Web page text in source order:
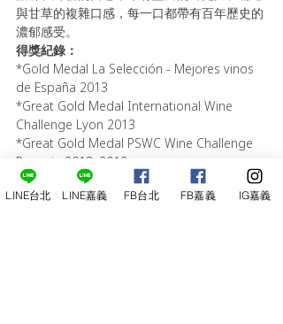
與甘草的複雜口感，每一口都帶有百年歷史的
濃郁感受。
得獎紀錄 ：
*Gold Medal La Selección - Mejores vinos
de España 2013
*Great Gold Medal International Wine
Challenge Lyon 2013
*Great Gold Medal PSWC Wine Challenge
Prowein 2013, 2012
*Great Gold Medal Concours Mondial de
Bruxelles 2013, 2010
LINE台北 LINE嘉義 FB台北 FB嘉義 IG嘉義